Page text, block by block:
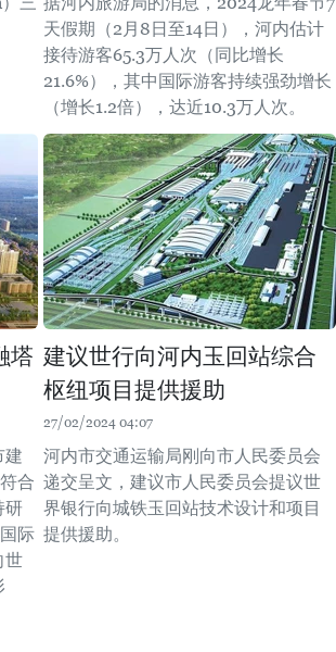
天假期（2月8日至14日），河内估计
接待游客65.3万人次（同比增长
21.6%），其中国际游客持续强劲增长
（增长1.2倍），达近10.3万人次。
塔
建
合
研
际
世
建议世行向河内玉回站综合
枢纽项目提供援助
27/02/2024 04:07
河内市交通运输局刚向市人民委员会
递交呈文，建议市人民委员会提议世
界银行向城铁玉回站技术设计和项目
提供援助。